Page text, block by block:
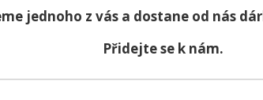
c
í
p
r
jednoho z vás a dostane od nás
Přidejte se k nám.